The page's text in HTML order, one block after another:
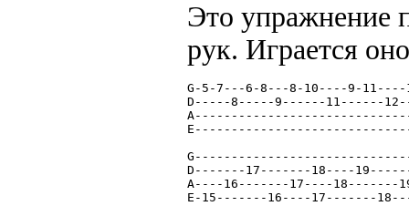
Это упражнение
рук. Играется
G-5-7---6-8---8-10----9-
D-----8-----9------11------
D-------17-------18----
A----16-------17----18-------
E-15-------16----17-------